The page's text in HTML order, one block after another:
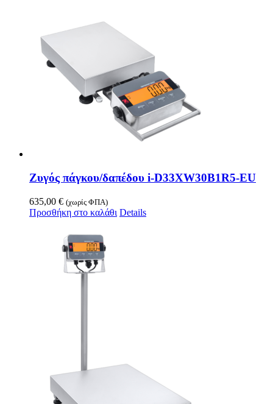
Ζυγός πάγκου/δαπέδου i-D33XW30B1R5-EU
635,00 € (χωρίς ΦΠΑ)
Προσθήκη στο καλάθι Details